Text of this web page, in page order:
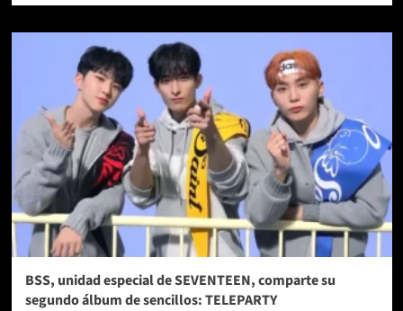
TWICE
celebra
sus
diez
años
con
su
nueva
película
documental:
One
in
Million
BSS, unidad especial de SEVENTEEN, comparte su
segundo álbum de sencillos: TELEPARTY